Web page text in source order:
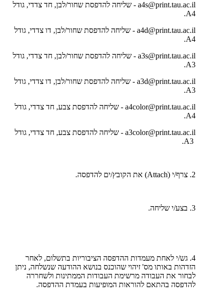
a4s@print.tau.ac.il - שליחה להדפסת שחור/לבן, חד צדדי, גודל
A4.
a4d@print.tau.ac.il - שליחה להדפסת שחור/לבן, דו צדדי, גודל
A4.
a3s@print.tau.ac.il - שליחה להדפסת שחור/לבן, חד צדדי, גודל
A3.
a3d@print.tau.ac.il - שליחה להדפסת שחור/לבן, דו צדדי, גודל
A3.
a4color@print.tau.ac.il - שליחה להדפסת צבע, חד צדדי, גודל
A4.
a3color@print.tau.ac.il - שליחה להדפסת צבע, חד צדדי, גודל
2. צרף/י (Attachׂ) את הקובץ/ים להדפסה.
3. בצע/י שליחה.
4. גש/י לאחת מעמדות ההדפסה הציבוריות בתשלום, לאחר
הזדהות באותו מס' זיהוי שהוכנס בנושא ההודעה שנשלחה, ניתן
לבחור את העבודה מרשימת העבודות הממתינות ולשחררה
להדפסה בהתאם להוראות המופיעות בעמדת ההדפסה.